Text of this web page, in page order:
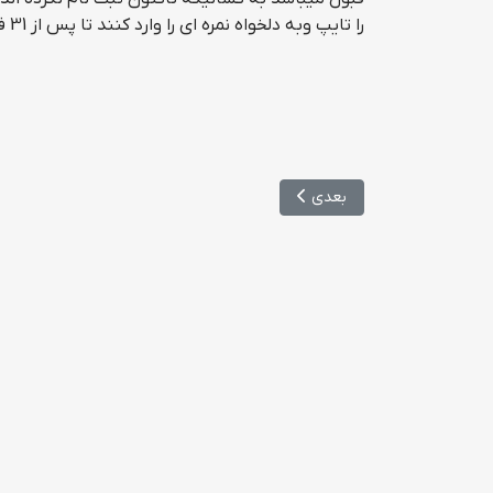
را تایپ وبه دلخواه نمره ای را وارد کنند تا پس از 31 فروردین که نتایج اعلام شد درزمان ویرایش نمره اصلی را وارد کنید .
مطلب بعدی: آغاز ثبت نام بازماندگان آزمون دکتری
بعدی